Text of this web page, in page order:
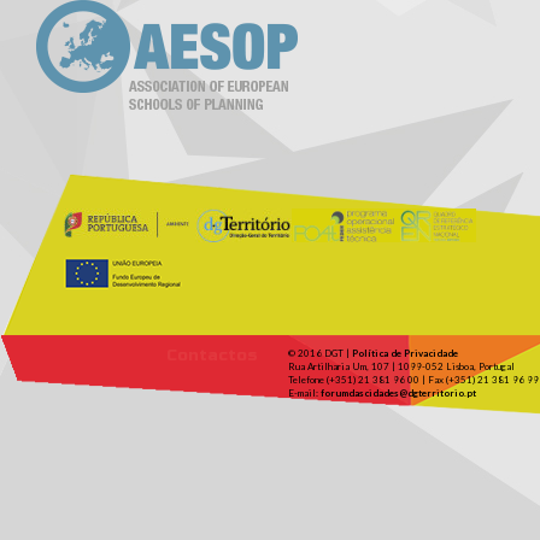
© 2016 DGT | Política de Privacidade
Rua Artilharia Um, 107 | 1099-052 Lisboa, Portugal
Telefone (+351) 21 381 96 00 | Fax (+351) 21 381 96 99
E-mail: forumdascidades@dgterritorio.pt